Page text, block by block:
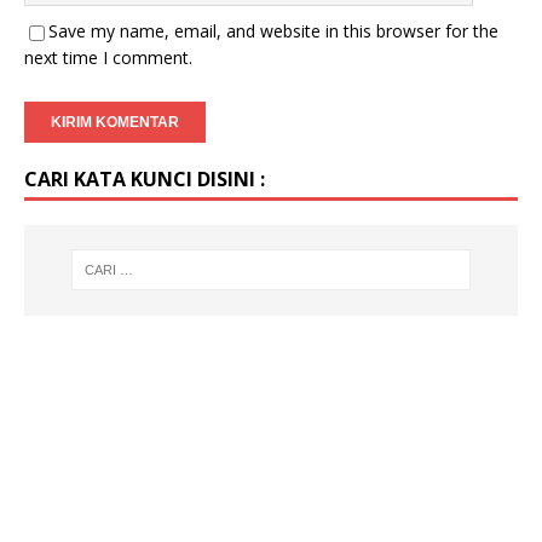
Save my name, email, and website in this browser for the
next time I comment.
CARI KATA KUNCI DISINI :